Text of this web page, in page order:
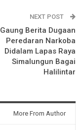
NEXT POST
Gaung Berita Dugaan
Peredaran Narkoba
Didalam Lapas Raya
Simalungun Bagai
Halilintar
More From Author